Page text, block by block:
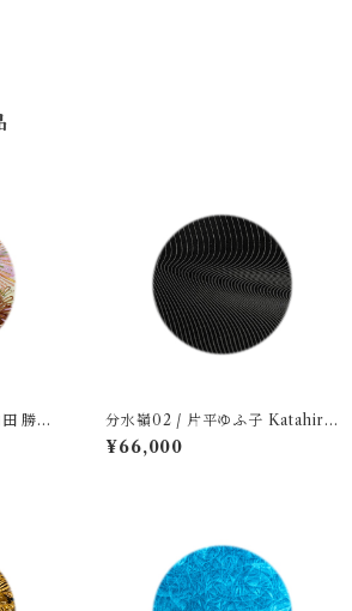
勝美
分水嶺02 / 片平ゆふ子 Katahira
Yufuko
¥66,000